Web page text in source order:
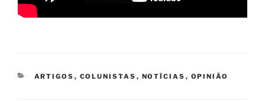
CATEGORIAS
ARTIGOS , COLUNISTAS , NOTÍCIAS , OPINIÃO